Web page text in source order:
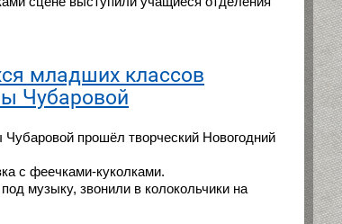
младших классов
Чубаровой
прошёл творческий Новогодний
с феечками-куколками.
музыку, звонили в колокольчики на